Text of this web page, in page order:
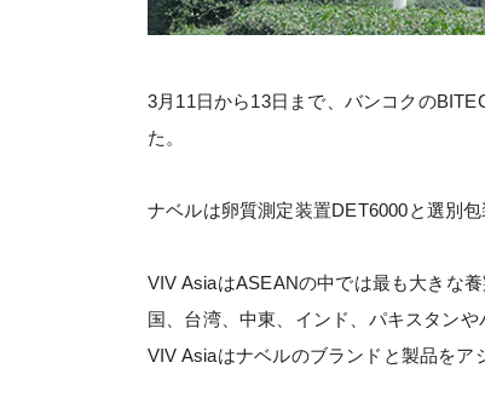
3月11日から13日まで、バンコクの
た。
ナベルは卵質測定装置DET6000と選別
VIV AsiaはASEANの中では最も大きな
国、台湾、中東、インド、パキスタン
VIV Asiaはナベルのブランドと製品をア